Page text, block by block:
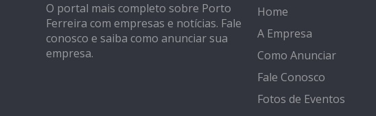
O portal mais completo sobre Porto
Ferreira com empresas e notícias. Fale
conosco e saiba como anunciar sua
empresa.
Home
A Empresa
Como Anunciar
Fale Conosco
Fotos de Eventos